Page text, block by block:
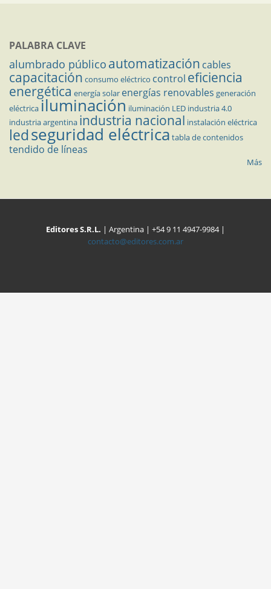
PALABRA CLAVE
alumbrado público automatización cables
capacitación consumo eléctrico control eficiencia
energética energía solar energías renovables generación
eléctricailuminación iluminación LED industria 4.0
industria argentina industria nacional instalación eléctrica
ledseguridad eléctrica tabla de contenidos
tendido de líneas
Más
Editores S.R.L. | Argentina | +54 9 11 4947-9984 |
contacto@editores.com.ar